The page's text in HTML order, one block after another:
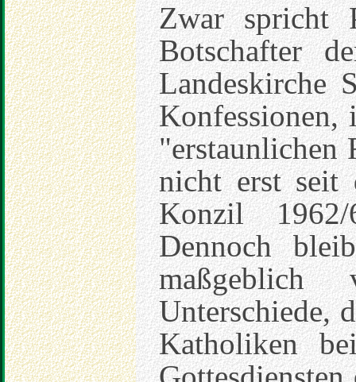
Zwar spricht
Botschafter
Landeskirche
Konfessionen,
"erstaunlichen
nicht erst seit
Konzil
Dennoch
maßgeblich
Unterschiede,
Katholiken